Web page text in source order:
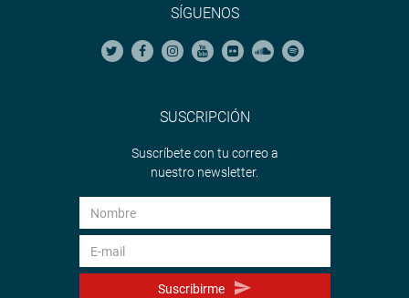
SÍGUENOS
SUSCRIPCIÓN
Suscríbete con tu correo a
nuestro newsletter.
Suscribirme